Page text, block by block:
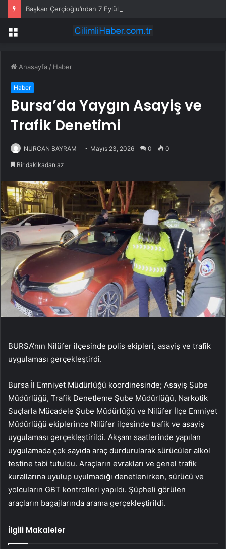
Menü
Anasayfa / Haber
Haber
Bursa’da Yaygın Asayiş ve
Trafik Denetimi
NURCAN BAYRAM Mayıs 23, 2026 0 0
Bir dakikadan az
BURSA’nın Nilüfer ilçesinde polis ekipleri, asayiş ve trafik
uygulaması gerçekleştirdi.
Bursa İl Emniyet Müdürlüğü koordinesinde; Asayiş Şube
Müdürlüğü, Trafik Denetleme Şube Müdürlüğü, Narkotik
Suçlarla Mücadele Şube Müdürlüğü ve Nilüfer İlçe Emniyet
Müdürlüğü ekiplerince Nilüfer ilçesinde trafik ve asayiş
uygulaması gerçekleştirildi. Akşam saatlerinde yapılan
uygulamada çok sayıda araç durdurularak sürücüler alkol
testine tabi tutuldu. Araçların evrakları ve genel trafik
kurallarına uyulup uyulmadığı denetlenirken, sürücü ve
yolcuların GBT kontrolleri yapıldı. Şüpheli görülen
araçların bagajlarında arama gerçekleştirildi.
İlgili Makaleler